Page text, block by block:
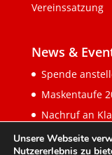
Vereinssatzung
News &
Spende
Maskentaufe
Nachruf an
Unsere Webseite
Nutzererlebnis zu